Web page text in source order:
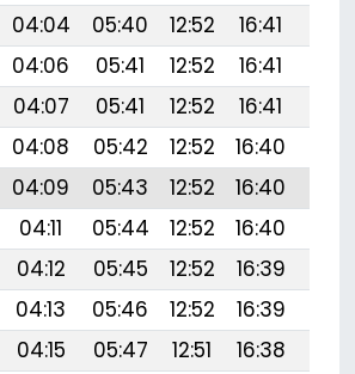
04:04 05:40 12:52 16:41
04:06 05:41 12:52 16:41
04:07 05:41 12:52 16:41
04:08 05:42 12:52 16:40
04:09 05:43 12:52 16:40
04:11 05:44 12:52 16:40
04:12 05:45 12:52 16:39
04:13 05:46 12:52 16:39
04:15 05:47 12:51 16:38